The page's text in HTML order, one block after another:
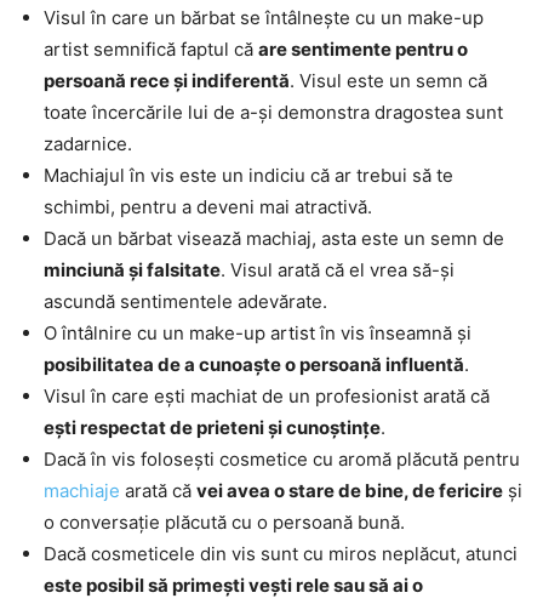
Visul în care un bărbat se întâlnește cu un make-up
artist semnifică faptul că are sentimente pentru o
persoană rece și indiferentă. Visul este un semn că
toate încercările lui de a-și demonstra dragostea sunt
zadarnice.
Machiajul în vis este un indiciu că ar trebui să te
schimbi, pentru a deveni mai atractivă.
Dacă un bărbat visează machiaj, asta este un semn de
minciună și falsitate. Visul arată că el vrea să-și
ascundă sentimentele adevărate.
O întâlnire cu un make-up artist în vis înseamnă și
posibilitatea de a cunoaște o persoană influentă.
Visul în care ești machiat de un profesionist arată că
ești respectat de prieteni și cunoștințe.
Dacă în vis folosești cosmetice cu aromă plăcută pentru
machiaje arată că vei avea o stare de bine, de fericire și
o conversație plăcută cu o persoană bună.
Dacă cosmeticele din vis sunt cu miros neplăcut, atunci
este posibil să primești vești rele sau să ai o